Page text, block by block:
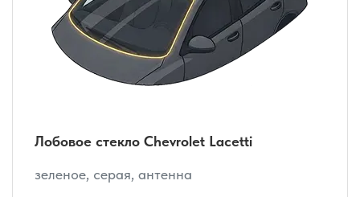
Лобовое стекло Chevrolet Lacetti
зеленое, серая, антенна